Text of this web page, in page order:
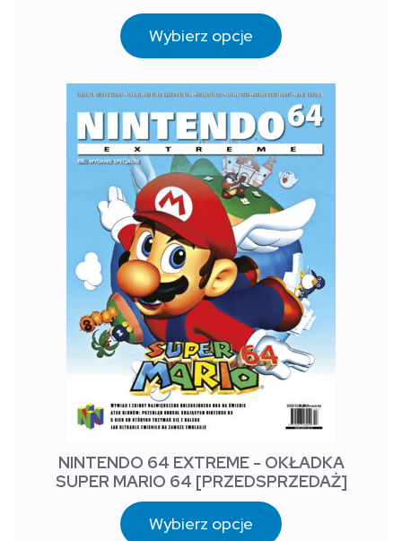
Wybierz opcje
NINTENDO 64 EXTREME - OKŁADKA
SUPER MARIO 64 [PRZEDSPRZEDAŻ]
Wybierz opcje